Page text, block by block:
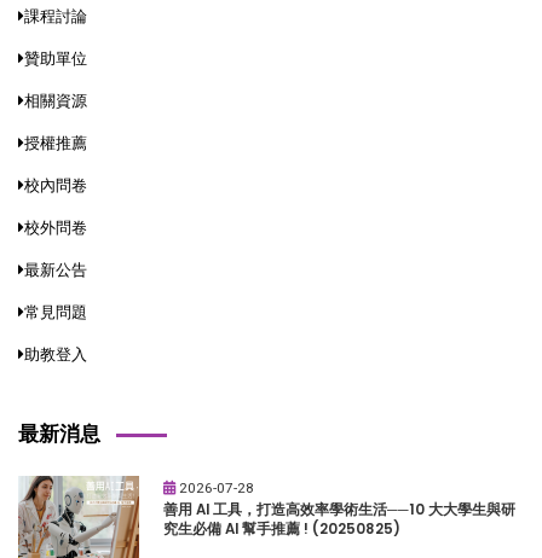
課程討論
贊助單位
相關資源
授權推薦
校內問卷
校外問卷
最新公告
常見問題
助教登入
最新消息
2026-07-28
善用 AI 工具，打造高效率學術生活──10 大大學生與研
究生必備 AI 幫手推薦 ! (20250825)